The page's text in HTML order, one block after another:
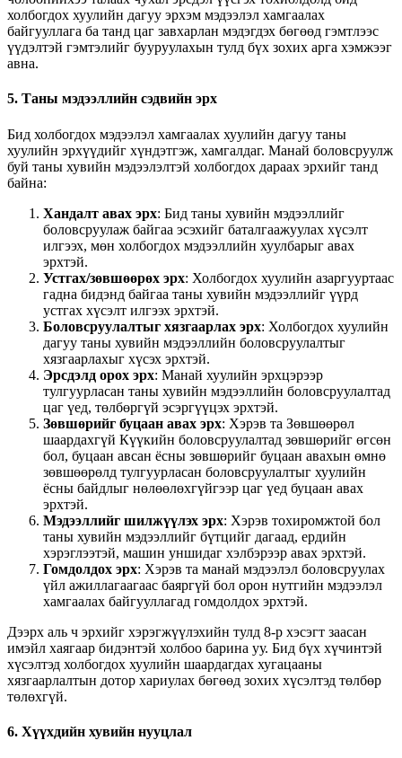
холбогдох хуулийн дагуу эрхэм мэдээлэл хамгаалах
байгууллага ба танд цаг завхарлан мэдэгдэх бөгөөд гэмтлээс
үүдэлтэй гэмтэлийг бууруулахын тулд бүх зохих арга хэмжээг
авна.
5. Таны мэдээллийн сэдвийн эрх
Бид холбогдох мэдээлэл хамгаалах хуулийн дагуу таны
хуулийн эрхүүдийг хүндэтгэж, хамгалдаг. Манай боловсруулж
буй таны хувийн мэдээлэлтэй холбогдох дараах эрхийг танд
байна:
Хандалт авах эрх: Бид таны хувийн мэдээллийг
боловсруулаж байгаа эсэхийг баталгаажуулах хүсэлт
илгээх, мөн холбогдох мэдээллийн хуулбарыг авах
эрхтэй.
Устгах/зөвшөөрөх эрх: Холбогдох хуулийн азаргууртаас
гадна бидэнд байгаа таны хувийн мэдээллийг үүрд
устгах хүсэлт илгээх эрхтэй.
Боловсруулалтыг хязгаарлах эрх: Холбогдох хуулийн
дагуу таны хувийн мэдээллийн боловсруулалтыг
хязгаарлахыг хүсэх эрхтэй.
Эрсдэлд орох эрх: Манай хуулийн эрхцэрээр
тулгуурласан таны хувийн мэдээллийн боловсруулалтад
цаг үед, төлбөргүй эсэргүүцэх эрхтэй.
Зөвшөрийг буцаан авах эрх: Хэрэв та Зөвшөөрөл
шаардахгүй Күүкийн боловсруулалтад зөвшөрийг өгсөн
бол, буцаан авсан ёсны зөвшөрийг буцаан авахын өмнө
зөвшөөрөлд тулгуурласан боловсруулалтыг хуулийн
ёсны байдлыг нөлөөлөхгүйгээр цаг үед буцаан авах
эрхтэй.
Мэдээллийг шилжүүлэх эрх: Хэрэв тохиромжтой бол
таны хувийн мэдээллийг бүтцийг дагаад, ердийн
хэрэглээтэй, машин уншидаг хэлбэрээр авах эрхтэй.
Гомдолдох эрх: Хэрэв та манай мэдээлэл боловсруулах
үйл ажиллагаагаас баяргүй бол орон нутгийн мэдээлэл
хамгаалах байгууллагад гомдолдох эрхтэй.
Дээрх аль ч эрхийг хэрэгжүүлэхийн тулд 8-р хэсэгт заасан
имэйл хаягаар бидэнтэй холбоо барина уу. Бид бүх хүчинтэй
хүсэлтэд холбогдох хуулийн шаардагдах хугацааны
хязгаарлалтын дотор хариулах бөгөөд зохих хүсэлтэд төлбөр
төлөхгүй.
6. Хүүхдийн хувийн нууцлал